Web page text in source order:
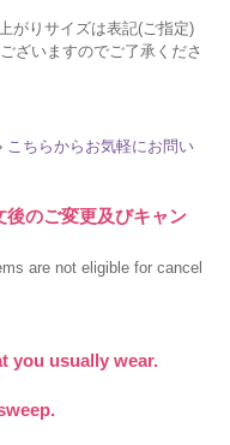
がりサイズは表記(ご指定)
ざいますのでご了承くださ
こちらからお気軽にお問い
のご変更及びキャン
are not eligible for cancel
you usually wear.